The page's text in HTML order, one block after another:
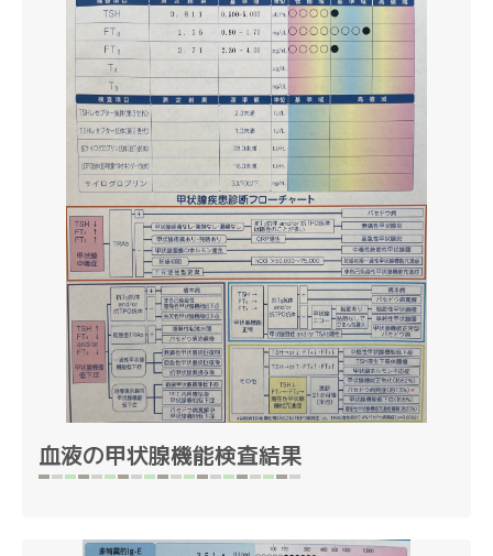
血液の甲状腺機能検査結果